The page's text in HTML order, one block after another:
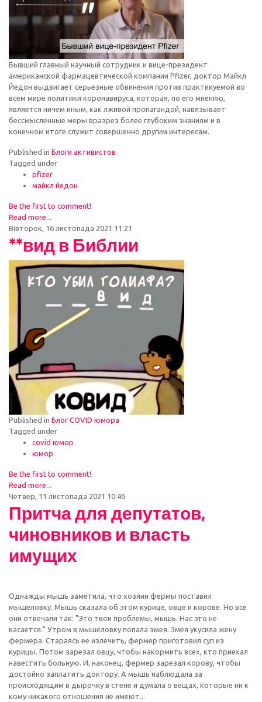
Бывший главный научный сотрудник и вице-президент
американской фармацевтической компании Pfizer, доктор Майкл
Йедон выдвигает серьезные обвинения против практикуемой во
всем мире политики коронавируса, которая, по его мнению,
является ничем иным, как лживой пропагандой, навязывает
бессмысленные меры вразрез более глубоким знаниям и в
конечном итоге служит совершенно другим интересам.
Published in Блоги активистов
Tagged under
pfizer
майкл йедон
Be the first to comment!
Read more...
Вівторок, 16 листопада 2021 11:21
**вид в Библии
Published in Блог COVID юмора
Tagged under
covid юмор
юмор
Be the first to comment!
Read more...
Четвер, 11 листопада 2021 10:46
Притча для депутатов,
чиновников и власть
имущих
Однажды мышь заметила, что хозяин фермы поставил
мышеловку. Мышь сказала об этом курице, овце и корове. Но все
они отвечали так: "Это твои проблемы, мышь. Нас это не
касается." Утром в мышеловку попала змея. Змея укусила жену
фермера. Стараясь ее излечить, фермер приготовил суп из
курицы. Потом зарезал овцу, чтобы накормить всех, кто приехал
навестить больную. И, наконец, фермер зарезал корову, чтобы
достойно заплатить доктору. А мышь наблюдала за
происходящим в дырочку в стене и думала о вещах, которые ни к
кому никакого отношения не имеют...